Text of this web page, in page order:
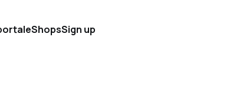
ShopsSign up